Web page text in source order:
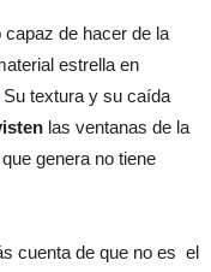
capaz de hacer de la
estrella en
Su textura y su caída
las ventanas de la
genera no tiene
cuenta de que no es el